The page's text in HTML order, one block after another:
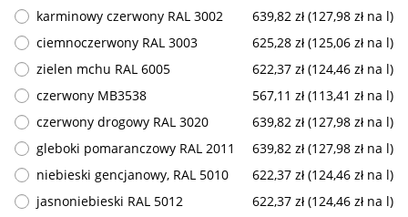
karminowy czerwony RAL 3002
639,82 zł (127,98 zł na l)
ciemnoczerwony RAL 3003
625,28 zł (125,06 zł na l)
zielen mchu RAL 6005
622,37 zł (124,46 zł na l)
czerwony MB3538
567,11 zł (113,41 zł na l)
czerwony drogowy RAL 3020
639,82 zł (127,98 zł na l)
gleboki pomaranczowy RAL 2011
639,82 zł (127,98 zł na l)
niebieski gencjanowy, RAL 5010
622,37 zł (124,46 zł na l)
jasnoniebieski RAL 5012
622,37 zł (124,46 zł na l)